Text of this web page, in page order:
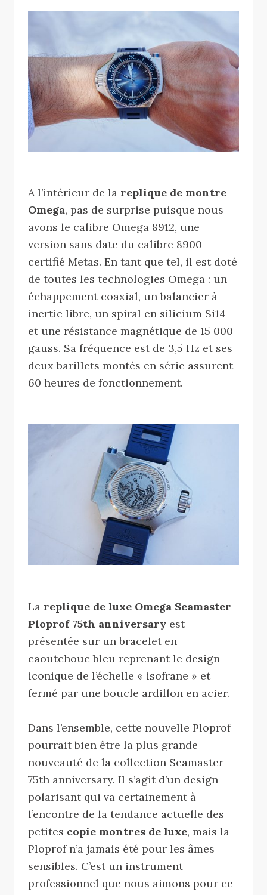
A l’intérieur de la replique de montre
Omega, pas de surprise puisque nous
avons le calibre Omega 8912, une
version sans date du calibre 8900
certifié Metas. En tant que tel, il est doté
de toutes les technologies Omega : un
échappement coaxial, un balancier à
inertie libre, un spiral en silicium Si14
et une résistance magnétique de 15 000
gauss. Sa fréquence est de 3,5 Hz et ses
deux barillets montés en série assurent
60 heures de fonctionnement.
La replique de luxe Omega Seamaster
Ploprof 75th anniversary est
présentée sur un bracelet en
caoutchouc bleu reprenant le design
iconique de l’échelle « isofrane » et
fermé par une boucle ardillon en acier.
Dans l’ensemble, cette nouvelle Ploprof
pourrait bien être la plus grande
nouveauté de la collection Seamaster
75th anniversary. Il s’agit d’un design
polarisant qui va certainement à
l’encontre de la tendance actuelle des
petites copie montres de luxe, mais la
Ploprof n’a jamais été pour les âmes
sensibles. C’est un instrument
professionnel que nous aimons pour ce